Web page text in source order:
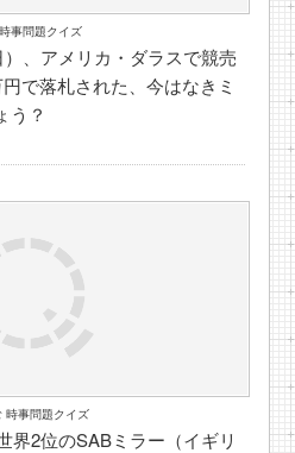
事問題クイズ
、アメリカ・ダラスで競売
で落札された、今はなきミ
う？
時事問題クイズ
界2位のSABミラー（イギリ